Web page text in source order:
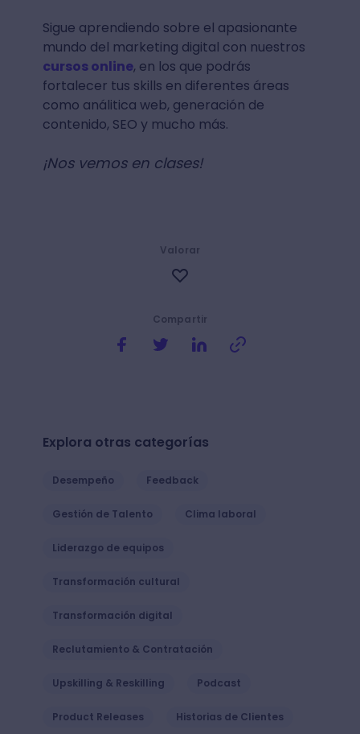
Sigue aprendiendo sobre el apasionante
mundo del marketing digital con nuestros
cursos online, en los que podrás
fortalecer tus skills en diferentes áreas
como análitica web, generación de
contenido, SEO y mucho más.
¡Nos vemos en clases!
Compartir
Valorar
Explora otras categorías
Desempeño Feedback
Gestión de Talento Clima laboral
Liderazgo de equipos
Transformación cultural
Transformación digital
Reclutamiento & Contratación
Upskilling & Reskilling Podcast
Product Releases Historias de Clientes